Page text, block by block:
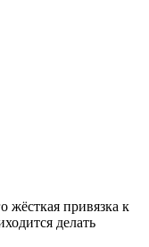
жёсткая привязка к
делать